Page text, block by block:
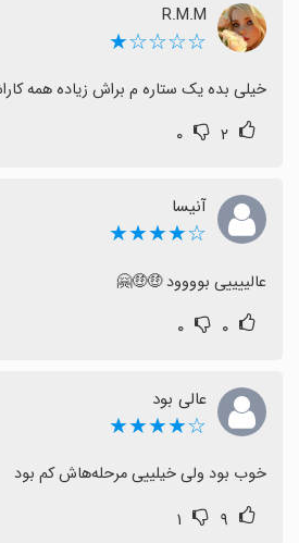
R.M.M
☆☆☆☆★
خیلی بده یک ستاره م براش زیاده همه
۲ ۰
آنیسا
☆★★★★
عالییییی بوووود 🤑🤑🤗
۰ ۰
عالی بود
☆★★★★
خوب بود ولی خیلییی مرحله‌هاش کم بود
۹ ۱